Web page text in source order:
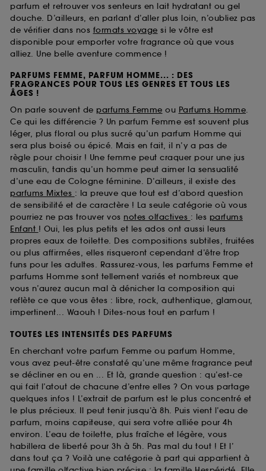
parfum et retrouver vos senteurs en lait hydratant ou gel
douche. D’ailleurs, en parlant d’aller plus loin, n’oubliez pas
de vérifier dans nos formats voyage si le vôtre est
disponible pour emporter votre fragrance où que vous
alliez. Une belle aventure commence !
PARFUMS FEMME, PARFUM HOMME... : DES
FRAGRANCES POUR TOUS LES GENRES ET TOUS LES
ÂGES !
On parle souvent de parfums Femme ou Parfums Homme.
Ce qui les différencie ? Un parfum Femme est souvent plus
léger, plus floral ou plus sucré qu’un parfum Homme qui
sera plus boisé ou épicé. Mais en fait, il n’y a pas de
règle pour choisir ! Une femme peut craquer pour une jus
masculin, tandis qu’un homme peut aimer la sensualité
d’une eau de Cologne féminine. D’ailleurs, il existe des
parfums Mixtes : la preuve que tout est d’abord question
de sensibilité et de caractère ! La seule catégorie où vous
pourriez ne pas trouver vos notes olfactives : les parfums
Enfant ! Oui, les plus petits et les ados ont aussi leurs
propres eaux de toilette. Des compositions subtiles, fruitées
ou plus affirmées, elles risqueront cependant d’être trop
funs pour les adultes. Rassurez-vous, les parfums Femme et
parfums Homme sont tellement variés et nombreux que
vous n’aurez aucun mal à dénicher la composition qui
reflète ce que vous êtes : libre, rock, authentique, glamour,
impertinent... Waouh ! Dites-nous tout en parfum !
TOUTES LES INTENSITÉS DES PARFUMS
En cherchant votre parfum Femme ou parfum Homme,
vous avez peut-être constaté qu’une même fragrance peut
se décliner en ou en ... Et là, grande question : qu’est-ce
qui fait l’atout de chacune d’entre elles ? On vous partage
quelques infos ! L’extrait de parfum est le plus concentré et
le plus précieux. Il peut tenir jusqu’à 8h. Puis vient l’eau de
parfum, moins capiteuse, qui sera votre alliée pour 4h
environ. L’eau de toilette, plus fraîche et légère, vous
habillera de liberté pour 3h à 5h. Pas mal du tout ! Et l’
dans tout ça ? Voilà une catégorie à part qui appartient à